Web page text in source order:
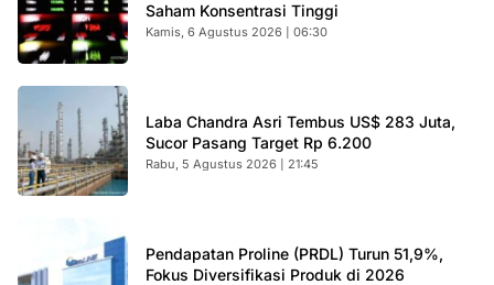
Saham Konsentrasi Tinggi
Kamis, 6 Agustus 2026 | 06:30
Laba Chandra Asri Tembus US$ 283 Juta,
Sucor Pasang Target Rp 6.200
Rabu, 5 Agustus 2026 | 21:45
Pendapatan Proline (PRDL) Turun 51,9%,
Fokus Diversifikasi Produk di 2026